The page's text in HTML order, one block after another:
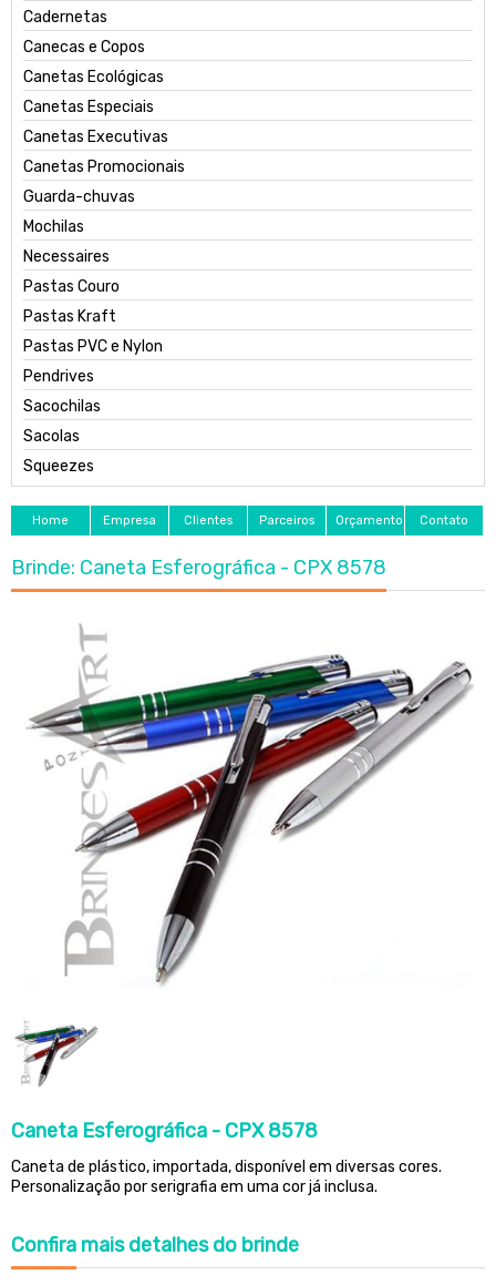
Cadernetas
Canecas e Copos
Canetas Ecológicas
Canetas Especiais
Canetas Executivas
Canetas Promocionais
Guarda-chuvas
Mochilas
Necessaires
Pastas Couro
Pastas Kraft
Pastas PVC e Nylon
Pendrives
Sacochilas
Sacolas
Squeezes
Home Empresa Clientes Parceiros Orçamento Contato
Brinde: Caneta Esferográfica - CPX 8578
Caneta Esferográfica - CPX 8578
Caneta de plástico, importada, disponível em diversas cores.
Personalização por serigrafia em uma cor já inclusa.
Confira mais detalhes do brinde